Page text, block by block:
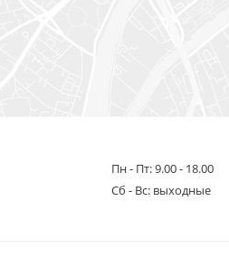
Пн - Пт: 9.00 - 18.00
Сб - Вс: выходные